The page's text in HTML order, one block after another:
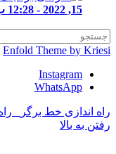
15, 2022 - 12:28 ب.ظ
-Enfold Theme by
Instagram
WhatsApp
اندازی خط برگر
به بالا